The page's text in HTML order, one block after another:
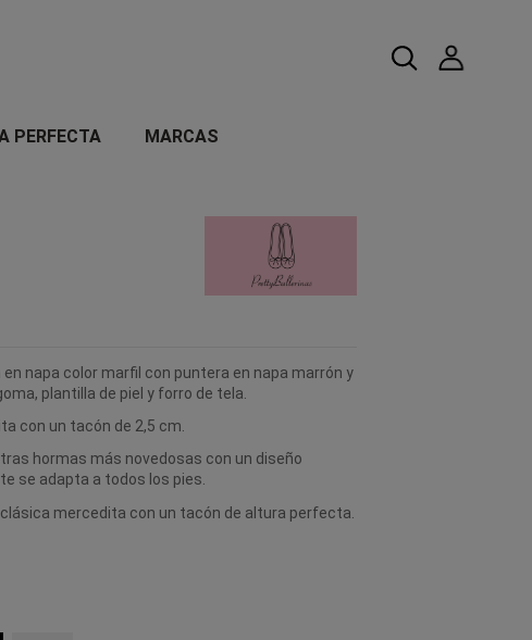
PERFECTA MARCAS
napa color marfil con puntera en napa marrón y
plantilla de piel y forro de tela.
con un tacón de 2,5 cm.
hormas más novedosas con un diseño
se adapta a todos los pies.
mercedita con un tacón de altura perfecta.